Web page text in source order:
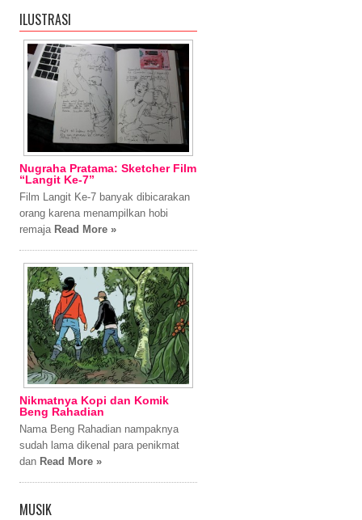
ILUSTRASI
Nugraha Pratama: Sketcher Film
“Langit Ke-7”
Film Langit Ke-7 banyak dibicarakan
orang karena menampilkan hobi
remaja Read More »
Nikmatnya Kopi dan Komik
Beng Rahadian
Nama Beng Rahadian nampaknya
sudah lama dikenal para penikmat
dan Read More »
MUSIK